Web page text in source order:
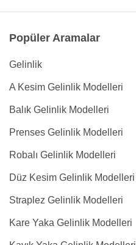
Popüler Aramalar
Gelinlik
A Kesim Gelinlik Modelleri
Balık Gelinlik Modelleri
Prenses Gelinlik Modelleri
Robalı Gelinlik Modelleri
Düz Kesim Gelinlik Modelleri
Straplez Gelinlik Modelleri
Kare Yaka Gelinlik Modelleri